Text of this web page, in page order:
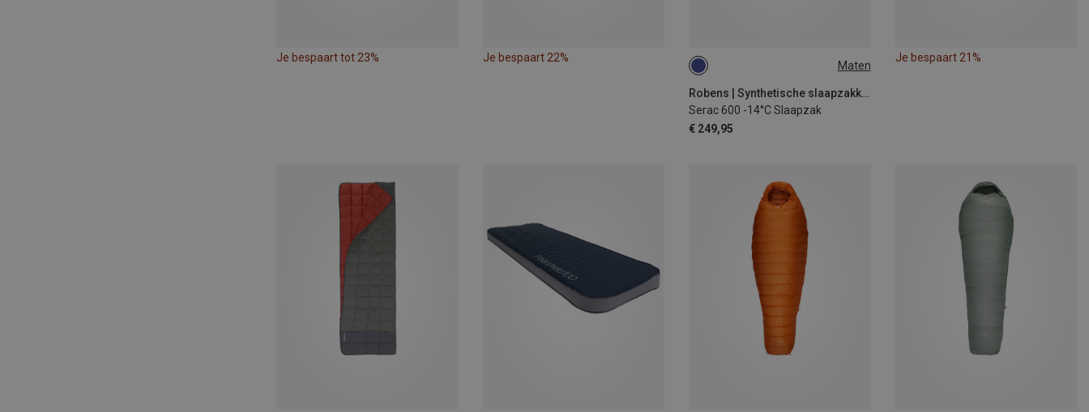
Je bespaart tot 23% Je bespaart 22%
Maten
Robens | Synthetische slaapzakken
Serac 600 -14°C Slaapzak
€ 249,95
MAX. 180CM | LEFT
Je bespaart 21%